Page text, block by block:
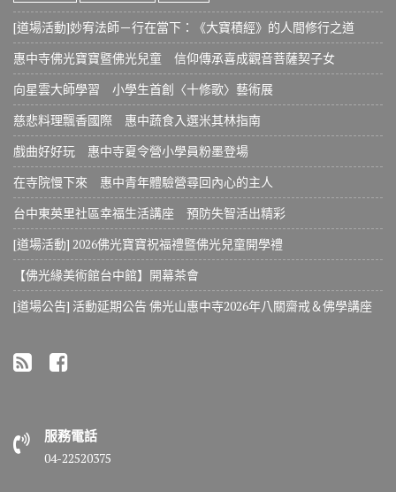
[道場活動]妙宥法師－行在當下：《大寶積經》的人間修行之道
惠中寺佛光寶寶暨佛光兒童 信仰傳承喜成觀音菩薩契子女
向星雲大師學習 小學生首創〈十修歌〉藝術展
慈悲料理飄香國際 惠中蔬食入選米其林指南
戲曲好好玩 惠中寺夏令營小學員粉墨登場
在寺院慢下來 惠中青年體驗營尋回內心的主人
台中東英里社區幸福生活講座 預防失智活出精彩
[道場活動] 2026佛光寶寶祝福禮暨佛光兒童開學禮
【佛光緣美術館台中館】開幕茶會
[道場公告] 活動延期公告 佛光山惠中寺2026年八關齋戒＆佛學講座
服務電話
04-22520375